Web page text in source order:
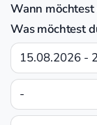
Wann möchtest
Was möchtest
15.08.2026 -
-